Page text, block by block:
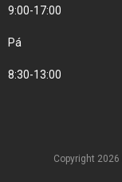
9:00-17:00
Pá
8:30-13:00
Copyright 2026